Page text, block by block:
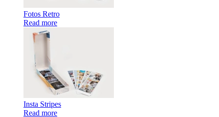
Fotos Retro
Read more
Insta Stripes
Read more